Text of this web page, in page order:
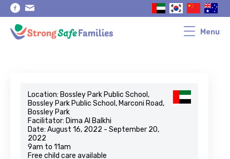
Skip
navigation
Skip
content
Menu
Location: Bossley Park Public School,
Bossley Park Public School, Marconi Road,
Bossley Park
Facilitator: Dima Al Balkhi
Date: August 16, 2022 - September 20,
2022
9am to 11am
Free child care available